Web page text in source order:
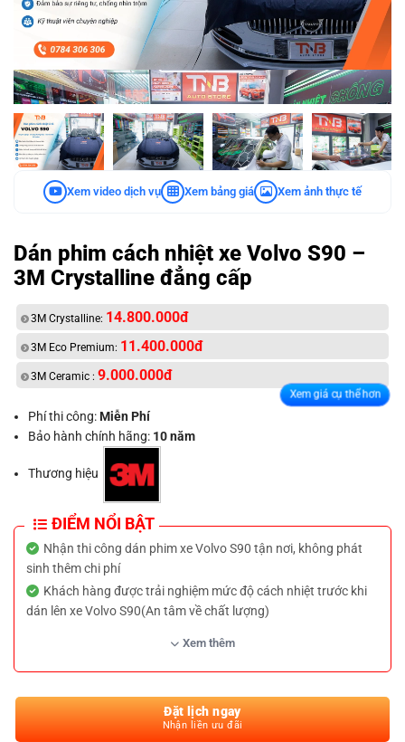
Xem video dịch vụ Xem bảng giá Xem ảnh thực tế
Dán phim cách nhiệt xe ​Volvo S90 –
3M Crystalline đẳng cấp
3M Crystalline: 14.800.000đ
3M Eco Premium: 11.400.000đ
3M Ceramic : 9.000.000đ
Phí thi công:Miễn Phí
Bảo hành chính hãng: 10 năm
Thương hiệu
Xem giá cụ thể hơn
ĐIỂM NỔI BẬT
Nhận thi công dán phim xe Volvo S90 tận nơi, không phát
sinh thêm chi phí
Khách hàng được trải nghiệm mức độ cách nhiệt trước khi
dán lên xe Volvo S90(An tâm về chất lượng)
Hỗ trợ trả góp, cà thẻ không lãi suất khi dán phim cách nhiệt
xe Volvo S90
Tặng kèm camera hành trình hoặc ưu đãi giảm giá 15% khi
Xem thêm
Đặt lịch ngay
Nhận liền ưu đãi